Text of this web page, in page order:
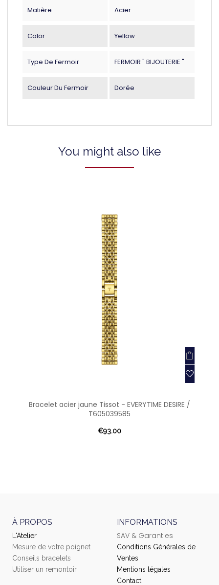
Matière Acier
Color Yellow
Type De Fermoir FERMOIR " BIJOUTERIE "
Couleur Du Fermoir Dorée
You might also like
Bracelet acier jaune Tissot - EVERYTIME DESIRE /
T605039585
€93.00
À PROPOS
L'Atelier
Mesure de votre poignet
Conseils bracelets
Utiliser un remontoir
INFORMATIONS
SAV & Garanties
Conditions Générales de
Ventes
Mentions légales
Contact